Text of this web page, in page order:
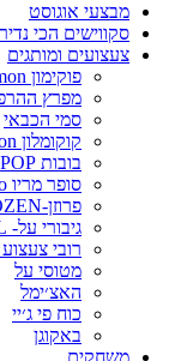
מבצעי אוגוסט
סקווישים הכי
צעצועים ומותגים
פוקימון Pokémon
מפרץ
סמי הכבאי
קוקומלון CoCoMelon
בובות POP
סופר מריו Super Mario
פרוזן-FROZEN
גיבורי על- MARVEL וDC
רובי צעצוע -Nerf
מטוסי על
האצ׳ימל
כוח פי ג׳יי
באקוגן
משחקים